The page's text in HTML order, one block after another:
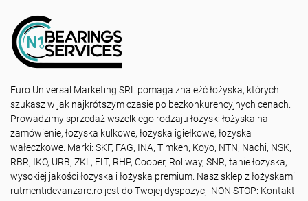
Euro Universal Marketing SRL pomaga znaleźć łożyska, których
szukasz w jak najkrótszym czasie po bezkonkurencyjnych cenach.
Prowadzimy sprzedaż wszelkiego rodzaju łożysk: łożyska na
zamówienie, łożyska kulkowe, łożyska igiełkowe, łożyska
wałeczkowe. Marki: SKF, FAG, INA, Timken, Koyo, NTN, Nachi, NSK,
RBR, IKO, URB, ZKL, FLT, RHP, Cooper, Rollway, SNR, tanie łożyska,
wysokiej jakości łożyska i łożyska premium. Nasz sklep z łożyskami
rutmentidevanzare.ro jest do Twojej dyspozycji NON STOP: Kontakt